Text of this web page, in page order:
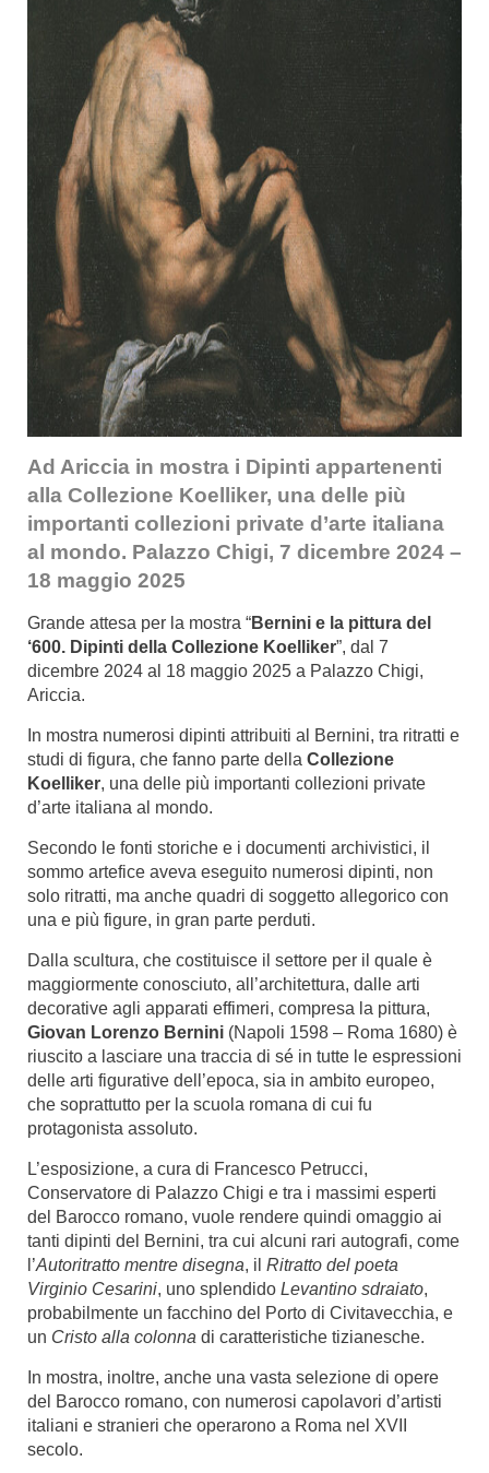
Ad Ariccia in mostra i Dipinti appartenenti
alla Collezione Koelliker, una delle più
importanti collezioni private d’arte italiana
al mondo. Palazzo Chigi, 7 dicembre 2024 –
18 maggio 2025
Grande attesa per la mostra “Bernini e la pittura del
‘600. Dipinti della Collezione Koelliker”, dal 7
dicembre 2024 al 18 maggio 2025 a Palazzo Chigi,
Ariccia.
In mostra numerosi dipinti attribuiti al Bernini, tra ritratti e
studi di figura, che fanno parte della Collezione
Koelliker, una delle più importanti collezioni private
d’arte italiana al mondo.
Secondo le fonti storiche e i documenti archivistici, il
sommo artefice aveva eseguito numerosi dipinti, non
solo ritratti, ma anche quadri di soggetto allegorico con
una e più figure, in gran parte perduti.
Dalla scultura, che costituisce il settore per il quale è
maggiormente conosciuto, all’architettura, dalle arti
decorative agli apparati effimeri, compresa la pittura,
Giovan Lorenzo Bernini (Napoli 1598 – Roma 1680) è
riuscito a lasciare una traccia di sé in tutte le espressioni
delle arti figurative dell’epoca, sia in ambito europeo,
che soprattutto per la scuola romana di cui fu
protagonista assoluto.
L’esposizione, a cura di Francesco Petrucci,
Conservatore di Palazzo Chigi e tra i massimi esperti
del Barocco romano, vuole rendere quindi omaggio ai
tanti dipinti del Bernini, tra cui alcuni rari autografi, come
l’Autoritratto mentre disegna, il Ritratto del poeta
Virginio Cesarini, uno splendido Levantino sdraiato,
probabilmente un facchino del Porto di Civitavecchia, e
un Cristo alla colonna di caratteristiche tizianesche.
In mostra, inoltre, anche una vasta selezione di opere
del Barocco romano, con numerosi capolavori d’artisti
italiani e stranieri che operarono a Roma nel XVII
secolo.